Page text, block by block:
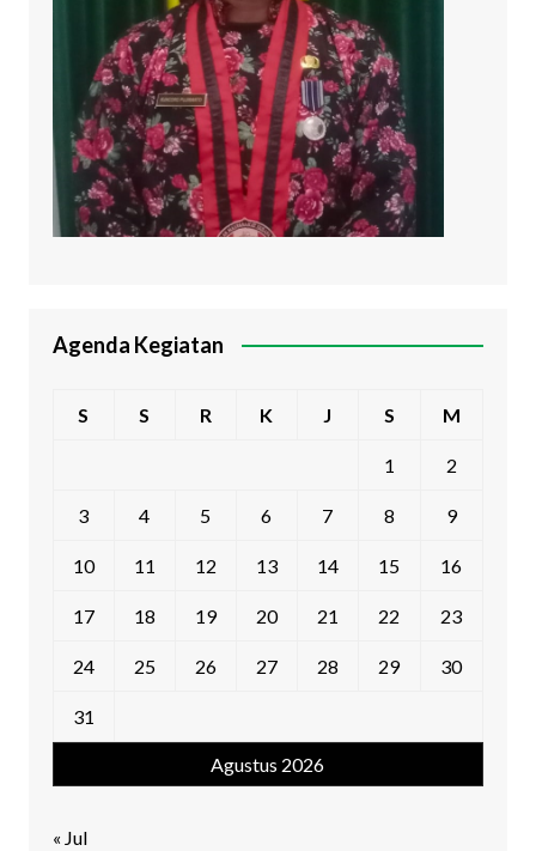
Agenda Kegiatan
Agustus 2026
S S R K J S M
1 2
3 4 5 6 7 8 9
10 11 12 13 14 15 16
17 18 19 20 21 22 23
24 25 26 27 28 29 30
31
« Jul